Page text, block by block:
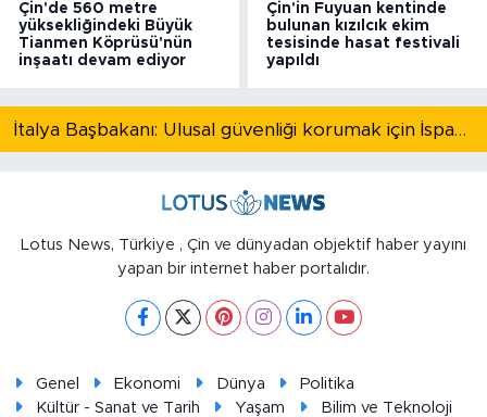
Çin'de 560 metre
yüksekliğindeki Büyük
Tianmen Köprüsü'nün
inşaatı devam ediyor
Çin'in Fuyuan kentinde
bulunan kızılcık ekim
tesisinde hasat festivali
yapıldı
İtalya Başbakanı: Ulusal güvenliği korumak için İspanya ile Schengen kapsamındaki serbest dolaşımı askıya alıyoruz
Lotus News, Türkiye , Çin ve dünyadan objektif haber yayını
yapan bir internet haber portalıdır.
Genel Ekonomi Dünya
Politika
Kültür - Sanat ve Tarih
Yaşam Bilim ve Teknoloji